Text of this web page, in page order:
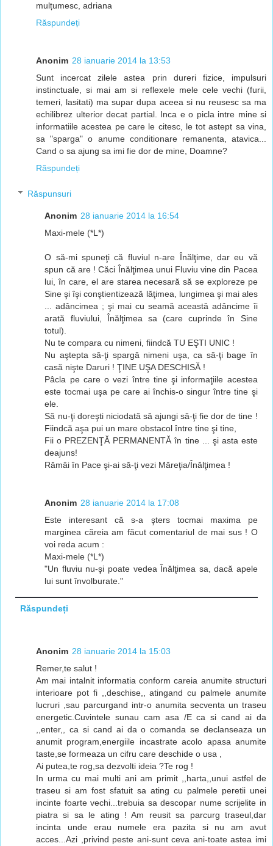
mulțumesc, adriana
Răspundeți
Anonim 28 ianuarie 2014 la 13:53
Sunt incercat zilele astea prin dureri fizice, impulsuri
instinctuale, si mai am si reflexele mele cele vechi (furii,
temeri, lasitati) ma supar dupa aceea si nu reusesc sa ma
echilibrez ulterior decat partial. Inca e o picla intre mine si
informatiile acestea pe care le citesc, le tot astept sa vina,
sa "sparga" o anume conditionare remanenta, atavica...
Cand o sa ajung sa imi fie dor de mine, Doamne?
Răspundeți
Răspunsuri
Anonim 28 ianuarie 2014 la 16:54
Maxi-mele (*L*)
O să-mi spuneţi că fluviul n-are Înălţime, dar eu vă
spun că are ! Căci Înălţimea unui Fluviu vine din Pacea
lui, în care, el are starea necesară să se exploreze pe
Sine şi îşi conştientizează lăţimea, lungimea şi mai ales
... adâncimea ; şi mai cu seamă această adâncime îi
arată fluviului, Înălţimea sa (care cuprinde în Sine
totul).
Nu te compara cu nimeni, fiindcă TU EŞTI UNIC !
Nu aştepta să-ţi spargă nimeni uşa, ca să-ţi bage în
casă nişte Daruri ! ŢINE UŞA DESCHISĂ !
Pâcla pe care o vezi între tine şi informaţiile acestea
este tocmai uşa pe care ai închis-o singur între tine şi
ele.
Să nu-ţi doreşti niciodată să ajungi să-ţi fie dor de tine !
Fiindcă aşa pui un mare obstacol între tine şi tine,
Fii o PREZENŢĂ PERMANENTĂ în tine ... şi asta este
deajuns!
Rămâi în Pace şi-ai să-ţi vezi Măreţia/Înălţimea !
Anonim 28 ianuarie 2014 la 17:08
Este interesant că s-a şters tocmai maxima pe
marginea căreia am făcut comentariul de mai sus ! O
voi reda acum :
Maxi-mele (*L*)
"Un fluviu nu-şi poate vedea Înălţimea sa, dacă apele
lui sunt învolburate."
Răspundeți
Anonim 28 ianuarie 2014 la 15:03
Remer,te salut !
Am mai intalnit informatia conform careia anumite structuri
interioare pot fi ,,deschise,, atingand cu palmele anumite
lucruri ,sau parcurgand intr-o anumita secventa un traseu
energetic.Cuvintele sunau cam asa /E ca si cand ai da
,,enter,, ca si cand ai da o comanda se declanseaza un
anumit program,energiile incastrate acolo apasa anumite
taste,se formeaza un cifru care deschide o usa ,
Ai putea,te rog,sa dezvolti ideia ?Te rog !
In urma cu mai multi ani am primit ,,harta,,unui astfel de
traseu si am fost sfatuit sa ating cu palmele peretii unei
incinte foarte vechi...trebuia sa descopar nume scrijelite in
piatra si sa le ating ! Am reusit sa parcurg traseul,dar
incinta unde erau numele era pazita si nu am avut
acces...Azi ,privind peste ani-sunt ceva ani-toate astea imi